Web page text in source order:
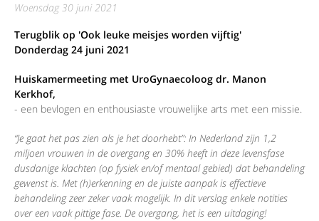
woensdag 30 juni 2021
Terugblik op 'Ook leuke meisjes worden vijftig'
Donderdag 24 juni 2021
Huiskamermeeting met UroGynaecoloog dr. Manon
Kerkhof,
- een bevlogen en enthousiaste vrouwelijke arts met een missie.
“Je gaat het pas zien als je het doorhebt”: In Nederland zijn 1,2
miljoen vrouwen in de overgang en 30% heeft in deze levensfase
dusdanige klachten (op fysiek en/of mentaal gebied) dat behandeling
gewenst is. Met (h)erkenning en de juiste aanpak is effectieve
behandeling zeer zeker vaak mogelijk. In dit verslag enkele notities
over een vaak pittige fase. De overgang, het is een uitdaging!